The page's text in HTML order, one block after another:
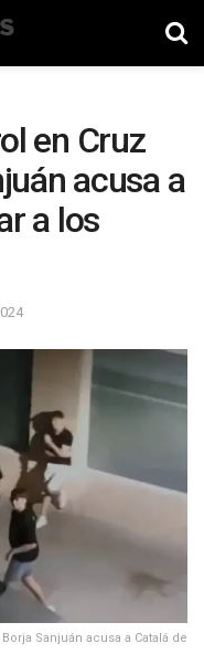
en Cruz
acusa a
a los
Sanjuán acusa a Catalá de